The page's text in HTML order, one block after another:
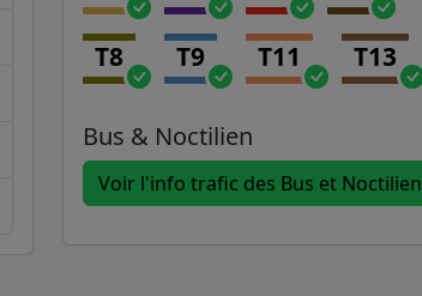
T8 T9 T11 T13
Bus & Noctilien
Voir l'info trafic des Bus et Noctilien